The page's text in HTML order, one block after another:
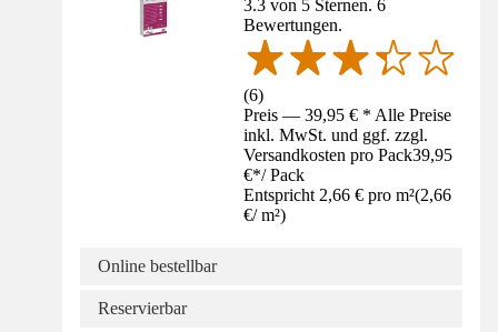
3.3 von 5 Sternen. 6
Bewertungen.
(6)
Preis — 39,95 € * Alle Preise
inkl. MwSt. und ggf. zzgl.
Versandkosten pro Pack39,95
€*/ Pack
Entspricht 2,66 € pro m²(2,66
€/ m²)
Online bestellbar
Reservierbar